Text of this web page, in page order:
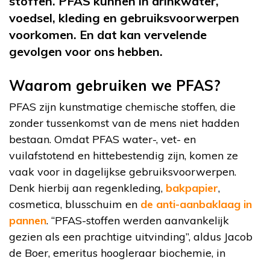
voedsel, kleding en gebruiksvoorwerpen
voorkomen. En dat kan vervelende
gevolgen voor ons hebben.
Waarom gebruiken we PFAS?
PFAS zijn kunstmatige chemische stoffen, die
zonder tussenkomst van de mens niet hadden
bestaan. Omdat PFAS water-, vet- en
vuilafstotend en hittebestendig zijn, komen ze
vaak voor in dagelijkse gebruiksvoorwerpen.
Denk hierbij aan regenkleding, bakpapier,
cosmetica, blusschuim en de anti-aanbaklaag in
pannen. “PFAS-stoffen werden aanvankelijk
gezien als een prachtige uitvinding”, aldus Jacob
de Boer, emeritus hoogleraar biochemie, in